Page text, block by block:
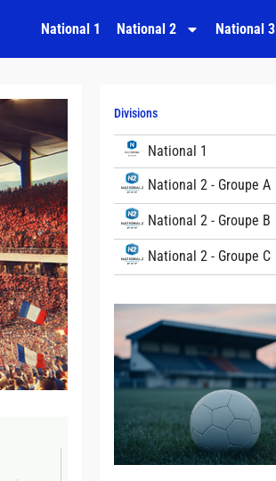
National 1 National 2 National 3
Divisions
National 1
National 2 - Groupe A
National 2 - Groupe B
National 2 - Groupe C